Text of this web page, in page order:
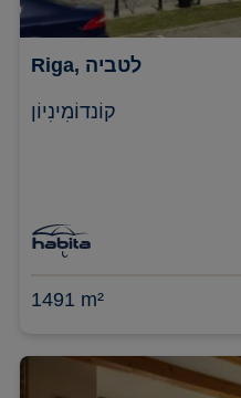
Riga, לטביה
קוֹנדוֹמִינִיוֹן
1491 m²